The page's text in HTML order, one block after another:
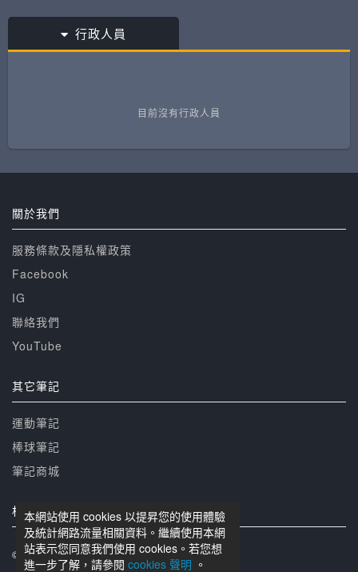
行政人員
目前沒有行政人員
本網站使用 cookies 以提昇您的使用體驗
及統計網路流量相關資料。繼續使用本網
站表示您同意我們使用 cookies。若您想
進一步了解，請參閱 cookies 聲明 。
關於我們
服務條款及隱私權政策
Facebook
IG
聯絡我們
YouTube
其它筆記
運動筆記
棒球筆記
筆記商城
相關網站
© 籃球筆記 版權所有